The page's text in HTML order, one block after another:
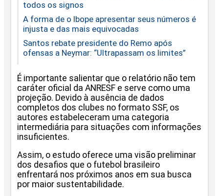
todos os signos
A forma de o Ibope apresentar seus números é
injusta e das mais equivocadas
Santos rebate presidente do Remo após
ofensas a Neymar: “Ultrapassam os limites”
É importante salientar que o relatório não tem
caráter oficial da ANRESF e serve como uma
projeção. Devido à ausência de dados
completos dos clubes no formato SSF, os
autores estabeleceram uma categoria
intermediária para situações com informações
insuficientes.
Assim, o estudo oferece uma visão preliminar
dos desafios que o futebol brasileiro
enfrentará nos próximos anos em sua busca
por maior sustentabilidade.